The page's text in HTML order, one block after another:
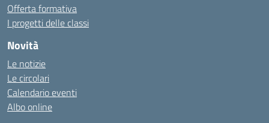
Offerta formativa
I progetti delle classi
Novità
Le notizie
Le circolari
Calendario eventi
Albo online